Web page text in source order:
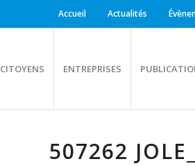
Accueil Actualités
CITOYENS ENTREPRISES
507262